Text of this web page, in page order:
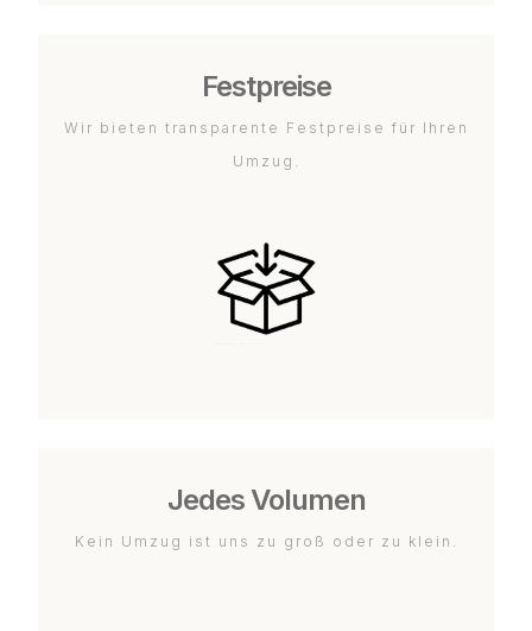
Festpreise
Wir bieten transparente Festpreise für Ihren
Umzug.
Jedes Volumen
Kein Umzug ist uns zu groß oder zu klein.